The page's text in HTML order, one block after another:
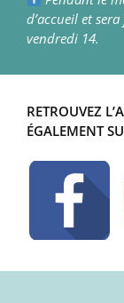
d’accueil et
vendredi 14.
RETROUVEZ
ÉGALEMENT